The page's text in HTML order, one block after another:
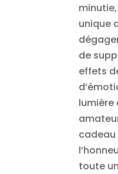
unique
de
effets
lumière
cadeau
toute